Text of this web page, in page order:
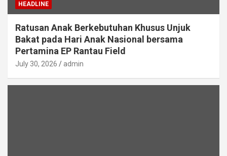
HEADLINE
Ratusan Anak Berkebutuhan Khusus Unjuk
Bakat pada Hari Anak Nasional bersama
Pertamina EP Rantau Field
July 30, 2026 admin